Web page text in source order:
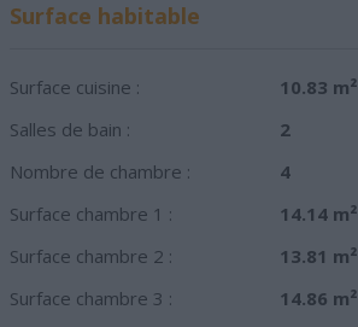
Surface habitable
Surface cuisine :
10.83 m²
Salles de bain :
2
Nombre de chambre :
4
Surface chambre 1 :
14.14 m²
Surface chambre 2 :
13.81 m²
Surface chambre 3 :
14.86 m²